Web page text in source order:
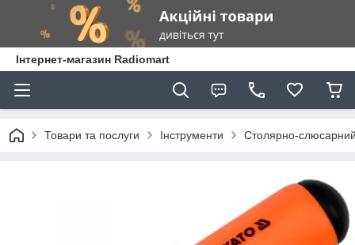
Інтернет-магазин Radiomart
Товари та послуги Інструменти Столярно-